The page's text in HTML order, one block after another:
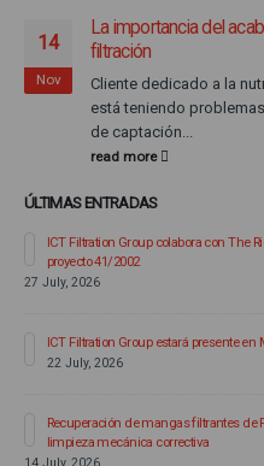
14
Nov
La importancia del
filtración
Cliente dedicado a la
está teniendo
de captación...
read more
ÚLTIMAS ENTRADAS
ICT Filtration Group colabora con The
proyecto 41/2002
27 July, 2026
ICT Filtration Group estará presente en
22 July, 2026
Recuperación de mangas filtrantes de
limpieza mecánica correctiva
14 July, 2026